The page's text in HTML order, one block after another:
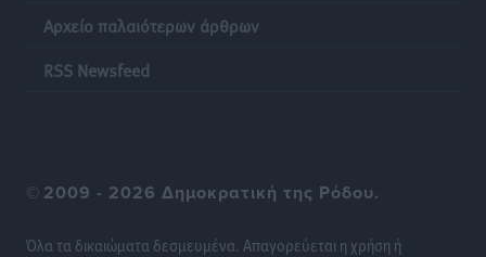
Αρχείο παλαιότερων άρθρων
RSS Newsfeed
© 2009 - 2026 Δημοκρατική της Ρόδου.
Όλα τα δικαιώματα δεσμευμένα. Απαγορεύεται η χρήση ή